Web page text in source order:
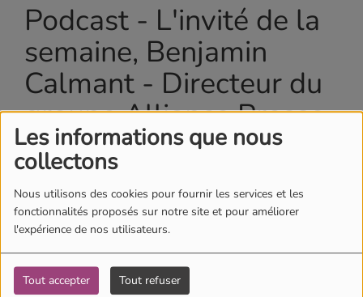
Les informations que nous
collectons
Nous utilisons des cookies pour fournir les services et les
fonctionnalités proposés sur notre site et pour améliorer
l'expérience de nos utilisateurs.
Tout accepter Tout refuser
Podcast - L'invité de la
semaine, Benjamin
Calmant - Directeur du
groupe Alliance Presse